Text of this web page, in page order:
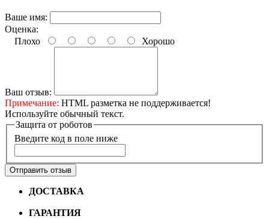
Ваше имя:
Оценка:
Плохо
Хорошо
Ваш отзыв:
Примечание: HTML разметка не поддерживается!
Используйте обычный текст.
Защита от роботов
Введите код в поле ниже
Отправить отзыв
ДОСТАВКА
ГАРАНТИЯ